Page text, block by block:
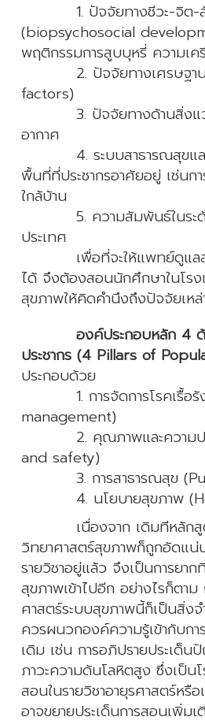
1. ปัจจัยทางชีวะ-จิ
(biopsychosocial
พฤติกรรมการสูบบุหรี่ ความเค
2. ปัจจัยทางเศรษฐ
factors)
3. ปัจจัยทางด้านสิ่ง
อากาศ
4. ระบบสาธารณสุขแ
พื้นที่ที่ประชากรอาศัยอยู่ เช่นก
ใกล้บ้าน
5. ความสัมพันธ์ในระ
ประเทศ
เพื่อที่จะให้แพทย์ดูแล
ได้ จึงต้องสอนนักศึกษาในโรง
สุขภาพให้คิดคำนึงถึงปัจจัยเห
องค์ประกอบหลัก 4 ด้า
ประชากร (4 Pillars of
ประกอบด้วย
1. การจัดการโรคเรื้
management)
2. คุณภาพและความ
and safety)
3. การสาธารณสุข
4. นโยบายสุขภาพ
เนื่องจาก เดิมทีหลักสู
วิทยาศาสตร์สุขภาพก็ถูกอัดแน่
รายวิชาอยู่แล้ว จึงเป็นการยาก
สุขภาพเข้าไปอีก อย่างไรก็ตา
ศาสตร์ระบบสุขภาพนี้ก็เป็นสิ่ง
ควรผนวกองค์ความรู้เข้ากับก
เดิม เช่น การอภิปรายประเด็น
ภาวะความดันโลหิตสูง ซึ่งเป็นโ
สอนในรายวิชาอายุรศาสตร์หรื
อาจขยายประเด็นการสอนเพิ่ม